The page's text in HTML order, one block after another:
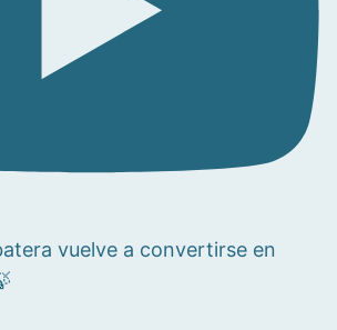
vuelve a convertirse en